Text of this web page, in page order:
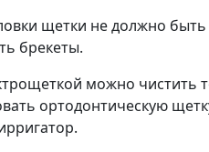
щетки не должно
брекеты.
можно чистить
ортодонтическую